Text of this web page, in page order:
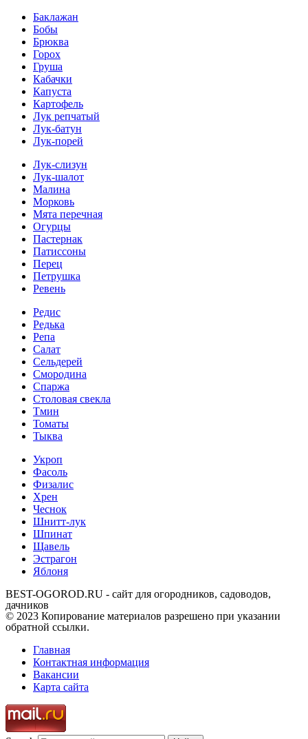
Баклажан
Бобы
Брюква
Горох
Груша
Кабачки
Капуста
Картофель
Лук репчатый
Лук-батун
Лук-порей
Лук-слизун
Лук-шалот
Малина
Морковь
Мята перечная
Огурцы
Пастернак
Патиссоны
Перец
Петрушка
Ревень
Редис
Редька
Репа
Салат
Сельдерей
Смородина
Спаржа
Столовая свекла
Тмин
Томаты
Тыква
Укроп
Фасоль
Физалис
Хрен
Чеснок
Шнитт-лук
Шпинат
Щавель
Эстрагон
Яблоня
BEST-OGOROD.RU - сайт для огородников, садоводов,
дачников
© 2023 Копирование материалов разрешено при указании
обратной ссылки.
Главная
Контактная информация
Вакансии
Карта сайта